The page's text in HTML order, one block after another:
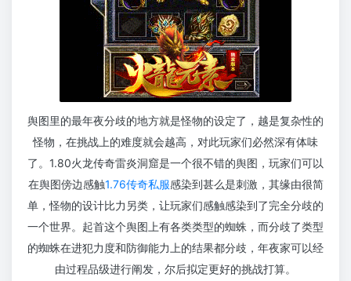
舆图里的最年夜分歧的地方就是怪物的设定了，越是复杂性的
怪物，在挑战上的难度就会越高，对此玩家们必然深有体味
了。1.80火龙传奇雷炎洞窟是一个很不错的舆图，玩家们可以
在舆图傍边感触1.76传奇私服感染到甚么是刺激，其缘由很简
单，怪物的设计比力另类，让玩家们感触感染到了完全分歧的
一个世界。起首这个舆图上有各类类型的蜘蛛，而分歧了类型
的蜘蛛在进犯力度和防御能力上的结果都分歧，年夜家可以经
由过程品级进行阐发，尔后拟定更好的挑战打算。